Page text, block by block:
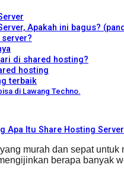
Apakah ini bagus?
di shared hosting?
hosting
terbaik
di Lawang Techno.
Apa Itu Share Hosting Server
murah dan sepat
berapa banyak